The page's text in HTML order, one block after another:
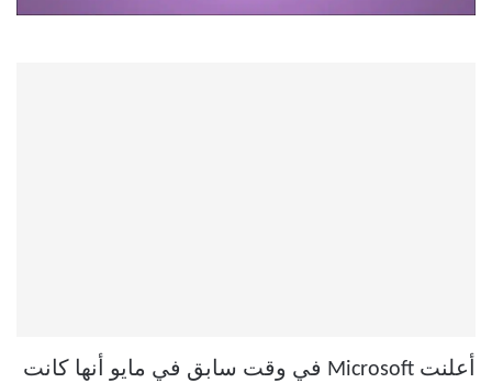
أعلنت Microsoft في وقت سابق في مايو أنها كانت